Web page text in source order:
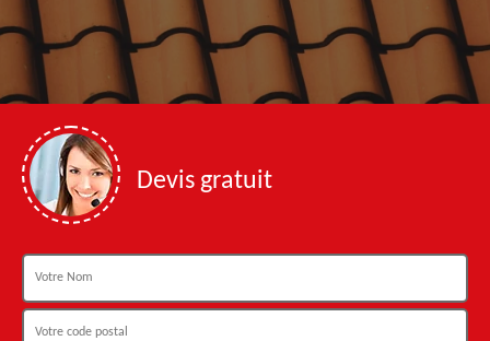
Devis gratuit